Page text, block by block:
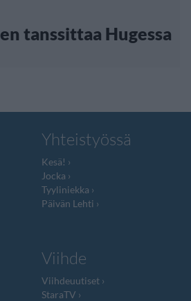
tanssittaa Hugessa
Yhteistyössä
Kesä!
Jocka
Tyyliniekka
Päivän Lehti
Viihde
Viihdeuutiset
StaraTV